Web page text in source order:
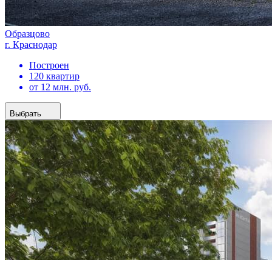
Образцово
г. Краснодар
Построен
120 квартир
от 12 млн. руб.
Выбрать